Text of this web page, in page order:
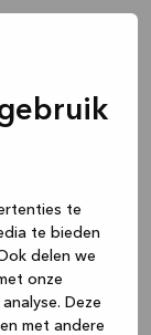
te
te bieden
delen we
onze
Deze
met andere